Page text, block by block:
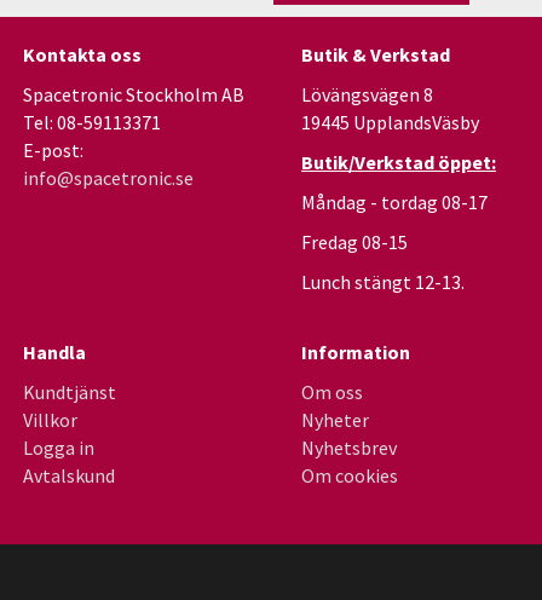
Kontakta oss
Spacetronic Stockholm AB
Tel: 08-59113371
E-post:
info@spacetronic.se
Butik & Verkstad
Lövängsvägen 8
19445 UpplandsVäsby
Butik/Verkstad öppet:
Måndag - tordag 08-17
Fredag 08-15
Lunch stängt 12-13.
Handla
Kundtjänst
Villkor
Logga in
Avtalskund
Information
Om oss
Nyheter
Nyhetsbrev
Om cookies